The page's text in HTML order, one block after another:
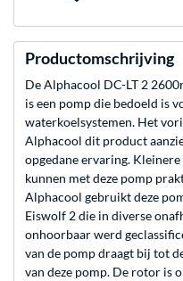
Productomschrijving
De Alphacool DC-LT 2
is een pomp die bedoeld is
waterkoelsystemen. Het
Alphacool dit product
opgedane ervaring.
kunnen met deze pomp
Alphacool gebruikt deze
Eiswolf 2 die in diverse
onhoorbaar werd
van de pomp draagt bij tot
van deze pomp. De rotor is